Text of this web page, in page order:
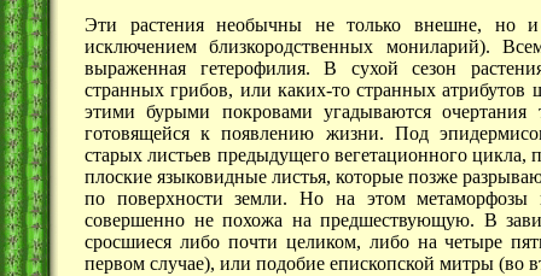
Эти растения необычны не только внешне, но
исключением близкородственных мониларий).
выраженная гетерофилия. В сухой сезон
странных грибов, или каких-то странных атрибутов
этими бурыми покровами угадываются
готовящейся к появлению жизни. Под
старых листьев предыдущего вегетационного
плоские языковидные листья, которые позже
по поверхности земли. Но на этом метаморфозы
совершенно не похожа на предшествующую. В
сросшиеся либо почти целиком, либо на четыре
первом случае), или подобие епископской митры (во